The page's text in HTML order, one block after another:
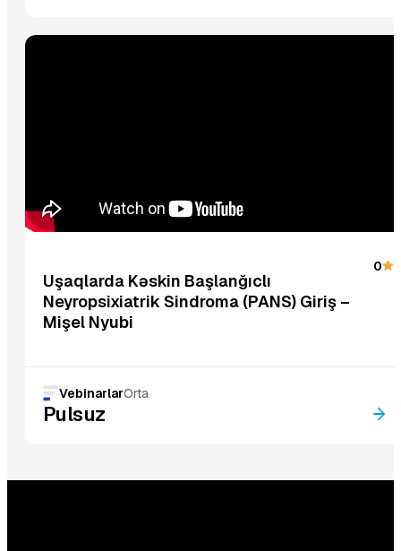
Uşaqlarda Kəskin Başlanğıclı
Neyropsixiatrik Sindroma (PANS) Giriş –
Mişel Nyubi
0
VebinarlarOrta
Pulsuz